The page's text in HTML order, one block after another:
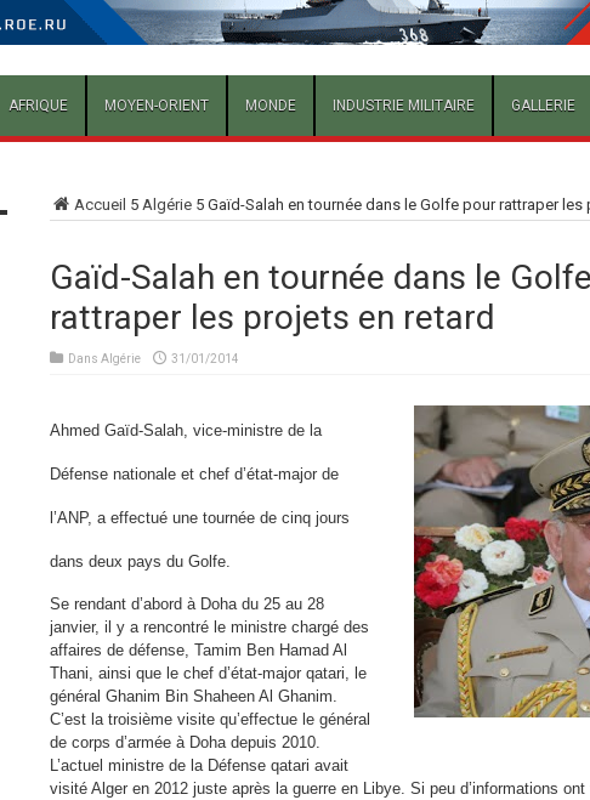
AFRIQUE MOYEN-ORIENT MONDE INDUSTRIE MILITAIRE GALLERIE
Accueil 5 Algérie5 Gaïd-Salah en tournée dans le Golfe pour rattraper les
Gaïd-Salah en tournée dans le
rattraper les projets en retard
Dans Algérie 31/01/2014
Ahmed Gaïd-Salah, vice-ministre de la
Défense nationale et chef d’état-major de
l’ANP, a effectué une tournée de cinq jours
dans deux pays du Golfe.
Se rendant d’abord à Doha du 25 au 28
janvier, il y a rencontré le ministre chargé des
affaires de défense, Tamim Ben Hamad Al
Thani, ainsi que le chef d’état-major qatari, le
général Ghanim Bin Shaheen Al Ghanim.
C’est la troisième visite qu’effectue le général
de corps d’armée à Doha depuis 2010.
L’actuel ministre de la Défense qatari avait
visité Alger en 2012 juste après la guerre en Libye. Si peu d’informations